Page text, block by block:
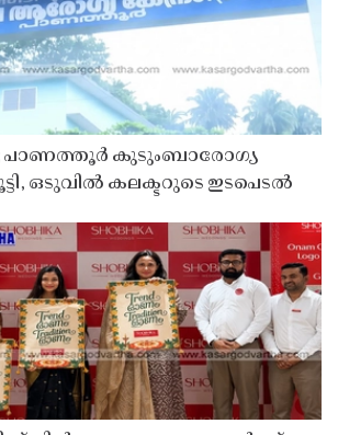
പാണത്തൂർ കുടുംബാരോഗ്യ
ഒടുവിൽ കലക്ടറുടെ ഇടപെടൽ